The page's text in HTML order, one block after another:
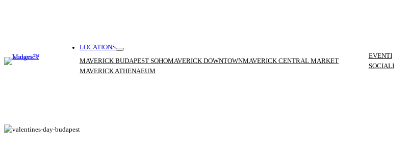
LOCATIONS
MAVERICK BUDAPEST SOHOMAVERICK DOWNTOWNMAVERICK CENTRAL MARKET
MAVERICK ATHENAEUM
EVENTI
SOCIALI